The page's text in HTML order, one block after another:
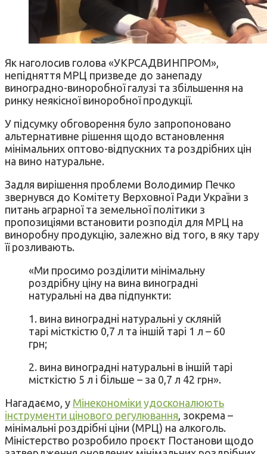
Як наголосив голова «УКРСАДВИНПРОМ»,
непідняття МРЦ призведе до занепаду
виноградно-виноробної галузі та збільшення на
ринку неякісної виноробної продукції.
У підсумку обговорення було запропоновано
альтернативне рішення щодо встановлення
мінімальних оптово-відпускних та роздрібних цін
на вино натуральне.
Задля вирішення проблеми Володимир Печко
звернувся до Комітету Верховної Ради України з
питань аграрної та земельної політики з
пропозиціями встановити розподіл для МРЦ на
виноробну продукцію, залежно від того, в яку тару
її розливають.
«Ми просимо розділити мінімальну
роздрібну ціну на вина виноградні
натуральні на два підпункти:
1. вина виноградні натуральні у скляній
тарі місткістю 0,7 л та іншій тарі 1 л – 60
грн;
2. вина виноградні натуральні в іншій тарі
місткістю 5 л і більше – за 0,7 л 42 грн».
Нагадаємо, у Мінекономіки удосконалюють
інструменти цінового регулювання , зокрема –
мінімальні роздрібні ціни (МРЦ) на алкоголь.
Міністерство розробило проєкт Постанови щодо